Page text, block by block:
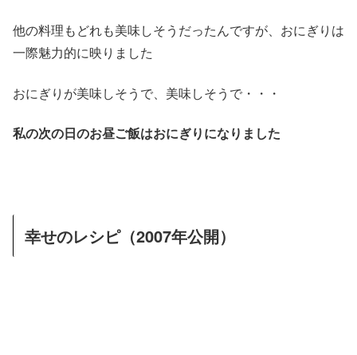
他の料理もどれも美味しそうだったんですが、おにぎりは
一際魅力的に映りました
おにぎりが美味しそうで、美味しそうで・・・
私の次の日のお昼ご飯はおにぎりになりました
幸せのレシピ（2007年公開）